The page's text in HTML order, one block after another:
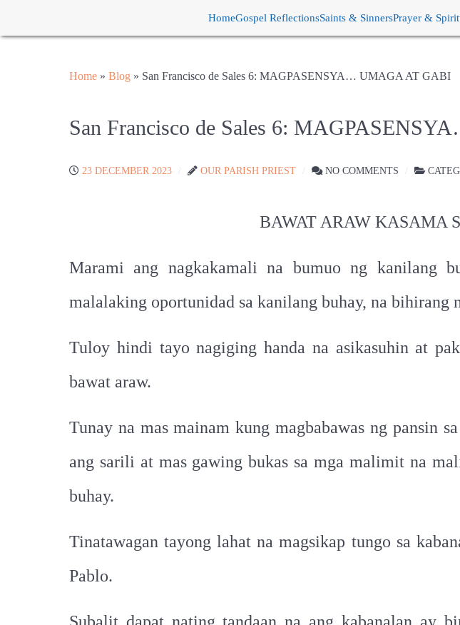
HomeGospel ReflectionsSaints & SinnersPrayer &
Home » Blog » San Francisco de Sales 6: MAGPASENSYA… UMAGA AT GABI
San Francisco de Sales 6:
23 DECEMBER 2023 OUR PARISH PRIEST NO COMMENTS
BAWAT ARAW KASAMA
Marami ang nagkakamali na bumuo ng kanilang
malalaking oportunidad sa kanilang buhay, na bihirang
Tuloy hindi tayo nagiging handa na asikasuhin at
bawat araw.
Tunay na mas mainam kung magbabawas ng pansin
ang sarili at mas gawing bukas sa mga malimit na
buhay.
Tinatawagan tayong lahat na magsikap tungo sa
Pablo.